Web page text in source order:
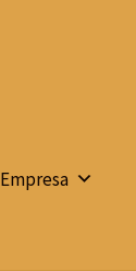
Empresa